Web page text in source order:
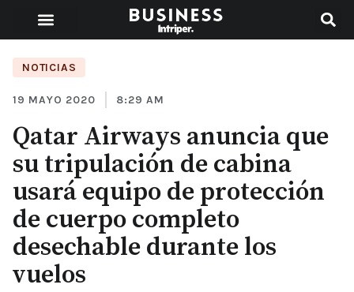
NOTICIAS
19 MAYO 2020 8:29 AM
Qatar Airways anuncia que
su tripulación de cabina
usará equipo de protección
de cuerpo completo
desechable durante los
vuelos